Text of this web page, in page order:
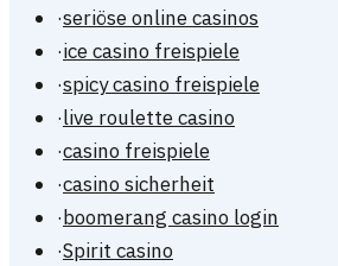
·seriöse online casinos
·ice casino freispiele
·spicy casino freispiele
·live roulette casino
·casino freispiele
·casino sicherheit
·boomerang casino login
·Spirit casino